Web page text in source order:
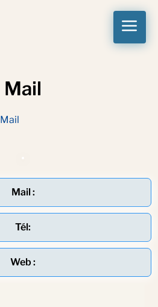
a
Mail
Mail
Mail :
Tél:
Web :